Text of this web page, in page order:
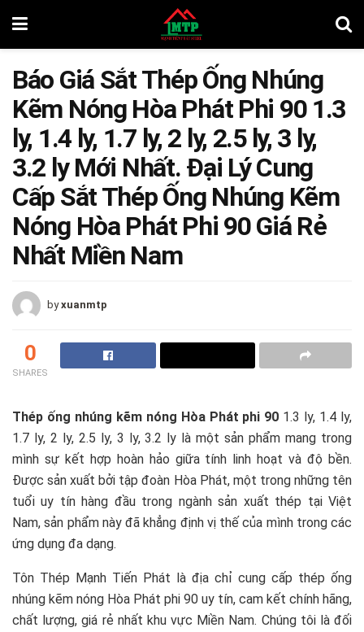
Báo Giá Sắt Thép Ống Nhúng
Kẽm Nóng Hòa Phát Phi 90 1.3
ly, 1.4 ly, 1.7 ly, 2 ly, 2.5 ly, 3 ly,
3.2 ly Mới Nhất. Đại Lý Cung
Cấp Sắt Thép Ống Nhúng Kẽm
Nóng Hòa Phát Phi 90 Giá Rẻ
Nhất Miền Nam
by xuanmtp
0
SHARES
Thép ống nhúng kẽm nóng Hòa Phát phi 90 1.3 ly, 1.4 ly,
1.7 ly, 2 ly, 2.5 ly, 3 ly, 3.2 ly là một sản phẩm mang trong
mình sự kết hợp hoàn hảo giữa tính linh hoạt và độ bền.
Được sản xuất bởi tập đoàn Hòa Phát, một trong những tên
tuổi uy tín hàng đầu trong ngành sản xuất thép tại Việt
Nam, sản phẩm này đã khẳng định vị thế của mình trong các
ứng dụng đa dạng.
Tôn Thép Mạnh Tiến Phát là địa chỉ cung cấp thép ống
nhúng kẽm nóng Hòa Phát phi 90 uy tín, cam kết chính hãng,
chất lượng, giá rẻ nhất khu vực Miền Nam. Chúng tôi là đối